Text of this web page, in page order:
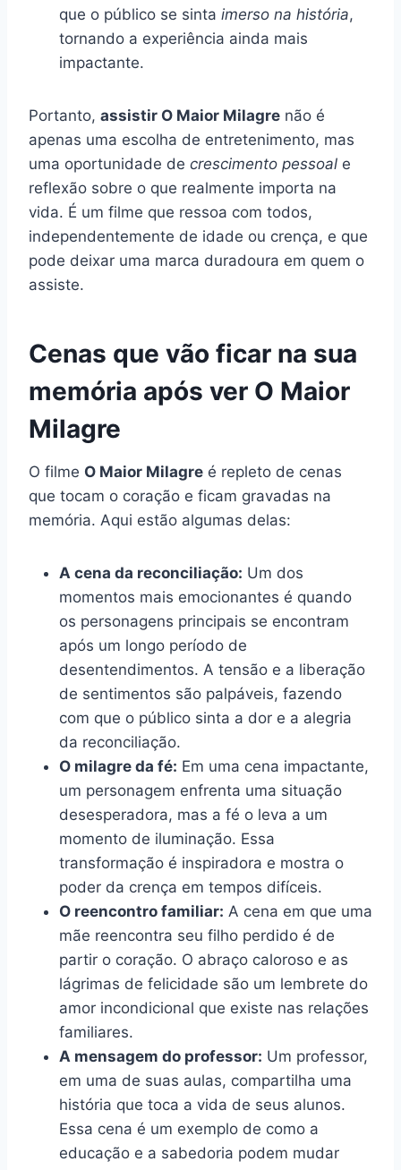
que o público se sinta imerso na história,
tornando a experiência ainda mais
impactante.
Portanto, assistir O Maior Milagre não é
apenas uma escolha de entretenimento, mas
uma oportunidade de crescimento pessoal e
reflexão sobre o que realmente importa na
vida. É um filme que ressoa com todos,
independentemente de idade ou crença, e que
pode deixar uma marca duradoura em quem o
assiste.
Cenas que vão ficar na sua
memória após ver O Maior
Milagre
O filme O Maior Milagre é repleto de cenas
que tocam o coração e ficam gravadas na
memória. Aqui estão algumas delas:
A cena da reconciliação: Um dos
momentos mais emocionantes é quando
os personagens principais se encontram
após um longo período de
desentendimentos. A tensão e a liberação
de sentimentos são palpáveis, fazendo
com que o público sinta a dor e a alegria
da reconciliação.
O milagre da fé: Em uma cena impactante,
um personagem enfrenta uma situação
desesperadora, mas a fé o leva a um
momento de iluminação. Essa
transformação é inspiradora e mostra o
poder da crença em tempos difíceis.
O reencontro familiar: A cena em que uma
mãe reencontra seu filho perdido é de
partir o coração. O abraço caloroso e as
lágrimas de felicidade são um lembrete do
amor incondicional que existe nas relações
familiares.
A mensagem do professor: Um professor,
em uma de suas aulas, compartilha uma
história que toca a vida de seus alunos.
Essa cena é um exemplo de como a
educação e a sabedoria podem mudar